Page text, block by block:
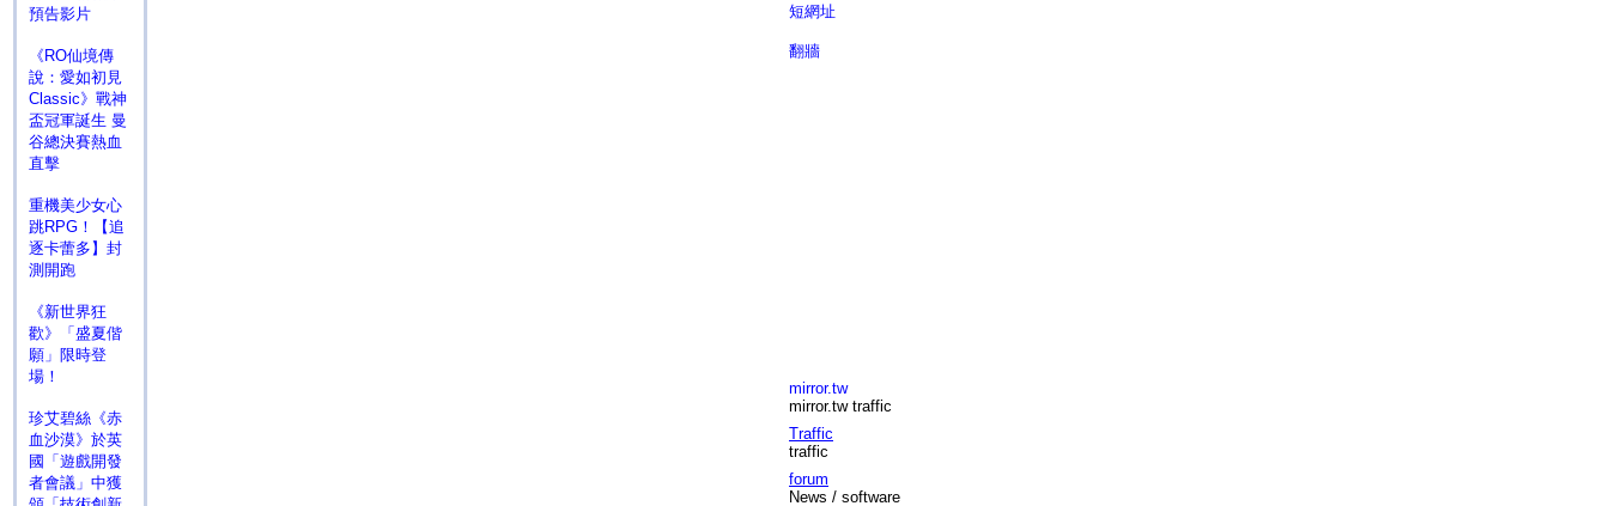
預告影片
《RO仙境傳
說：愛如初見
Classic》戰神
盃冠軍誕生 曼
谷總決賽熱血
直擊
重機美少女心
跳RPG！【追
逐卡蕾多】封
測開跑
《新世界狂
歡》「盛夏偕
願」限時登
場！
珍艾碧絲《赤
血沙漠》於英
國「遊戲開發
者會議」中獲
短網址
翻牆
mirror.tw
mirror.tw traffic
Traffic
traffic
forum
News / software